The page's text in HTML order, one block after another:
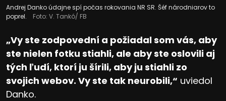
Andrej Danko údajne spí počas rokovania NR SR. Šéf národniarov to
poprel.
Foto: V. Tankó/ FB
„Vy ste zodpovední a požiadal som vás, aby
ste nielen fotku stiahli, ale aby ste oslovili aj
tých ľudí, ktorí ju šírili, aby ju stiahli zo
svojich webov. Vy ste tak neurobili,“ uviedol
Danko.